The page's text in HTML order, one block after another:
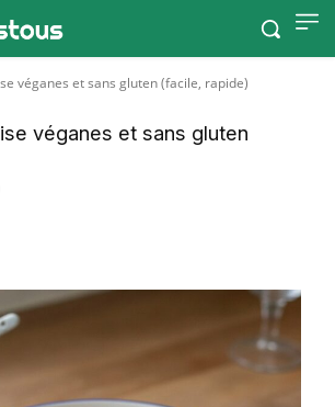
véganes et sans gluten (facile, rapide)
véganes et sans gluten